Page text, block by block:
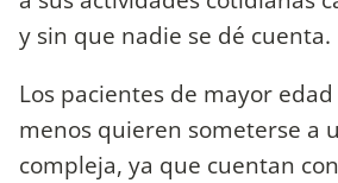
y sin que nadie se dé cuenta.
Los pacientes de mayor
menos quieren someterse a
compleja, ya que cuentan